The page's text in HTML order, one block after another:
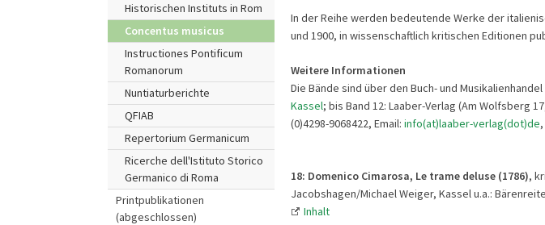
Historischen Instituts in Rom
Concentus musicus
Instructiones Pontificum
Romanorum
Nuntiaturberichte
QFIAB
Repertorium Germanicum
Ricerche dell'Istituto Storico
Germanico di Roma
Printpublikationen
(abgeschlossen)
In der Reihe werden bedeutende Werke der
und 1900, in wissenschaftlich kritischen Editionen
Weitere Informationen
Die Bände sind über den Buch- und
Kassel; bis Band 12: Laaber-Verlag (Am Wolfsberg
(0)4298-9068422, Email: info(at)laaber-verlag(dot)de
18: Domenico Cimarosa, Le trame deluse (1786),
Jacobshagen/Michael Weiger, Kassel u.a.:
Inhalt